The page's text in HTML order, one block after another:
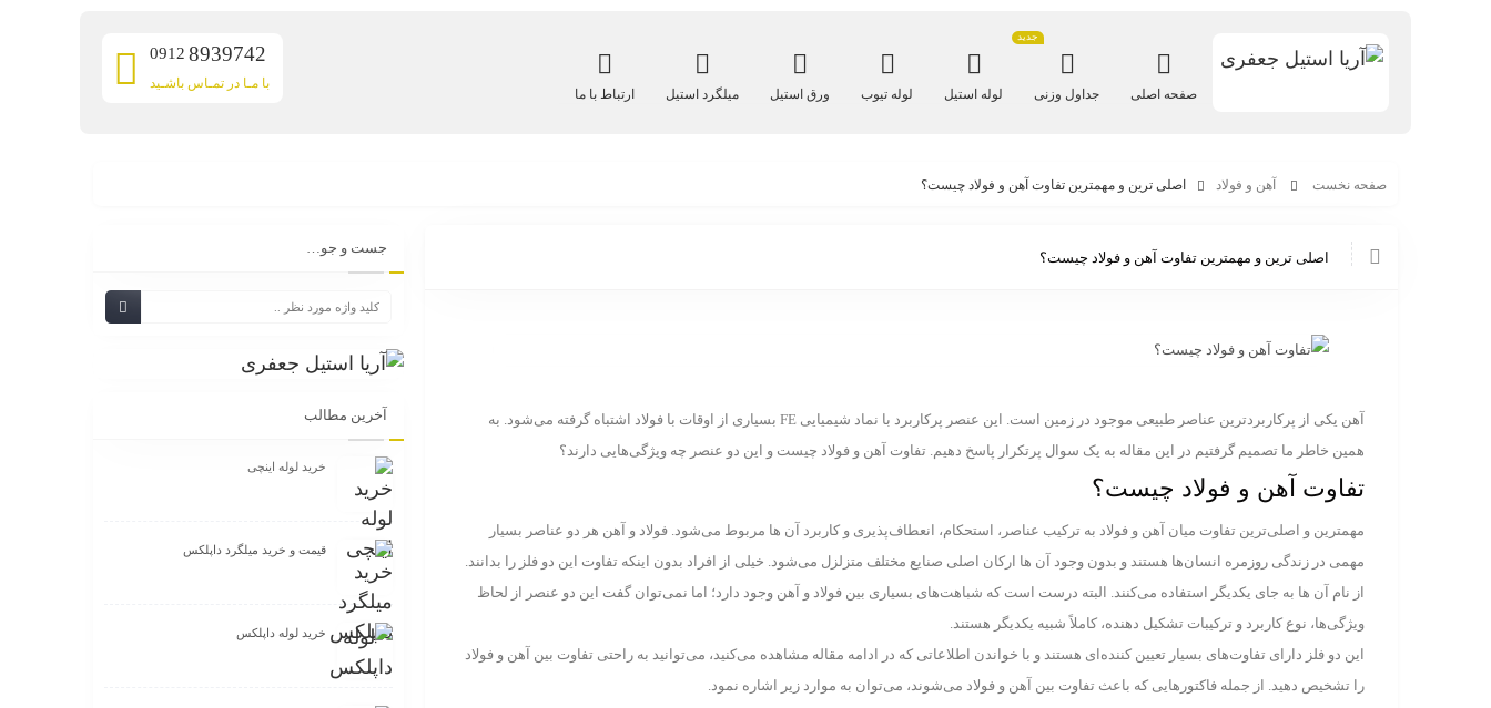
صفحه اصلی جداول وزنی
جدید
لوله استیل لوله تیوب ورق استیل میلگرد استیل ارتباط با ما
8939742
0912
با مـا در تمـاس باشـید
صفحه نخست آهن و فولاد اصلی ترین و مهمترین تفاوت آهن و فولاد چیست؟
اصلی ترین و مهمترین تفاوت آهن و فولاد چیست؟
آهن یکی از پرکاربردترین عناصر طبیعی موجود در زمین است. این عنصر پرکاربرد با نماد شیمیایی FE بسیاری از اوقات با فولاد اشتباه گرفته می‌شود. به
همین خاطر ما تصمیم گرفتیم در این مقاله به یک سوال پرتکرار پاسخ دهیم. تفاوت آهن و فولاد چیست و این دو عنصر چه ویژگی‌هایی دارند؟
تفاوت آهن و فولاد چیست؟
مهمترین و اصلی‌ترین تفاوت میان آهن و فولاد به ترکیب عناصر، استحکام، انعطاف‌پذیری و کاربرد آن ها مربوط می‌شود. فولاد و آهن هر دو عناصر بسیار
مهمی در زندگی روزمره انسان‌ها هستند و بدون وجود آن ها ارکان اصلی صنایع مختلف متزلزل می‌شود. خیلی از افراد بدون اینکه تفاوت این دو فلز را بدانند.
از نام آن ها به جای یکدیگر استفاده می‌کنند. البته درست است که شباهت‌های بسیاری بین فولاد و آهن وجود دارد؛ اما نمی‌توان گفت این دو عنصر از لحاظ
ویژگی‌ها، نوع کاربرد و ترکیبات تشکیل دهنده، کاملاً شبیه یکدیگر هستند.
این دو فلز دارای تفاوت‌های بسیار تعیین کننده‌ای هستند و با خواندن اطلاعاتی که در ادامه مقاله مشاهده می‌کنید، می‌توانید به راحتی تفاوت بین آهن و فولاد
را تشخیص دهید. از جمله فاکتورهایی که باعث تفاوت بین آهن و فولاد می‌شوند، می‌توان به موارد زیر اشاره نمود.
جست و جو…
آخرین مطالب
خرید لوله اینچی
قیمت و خرید میلگرد داپلکس
خرید لوله داپلکس